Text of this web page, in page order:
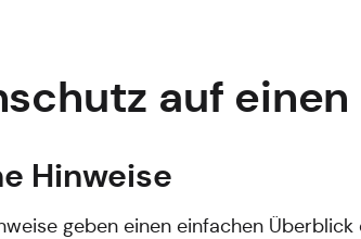
auf
Hinweise
geben einen einfachen